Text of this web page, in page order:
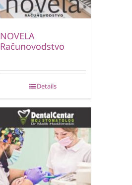
NOVELA
Računovodstvo
Details